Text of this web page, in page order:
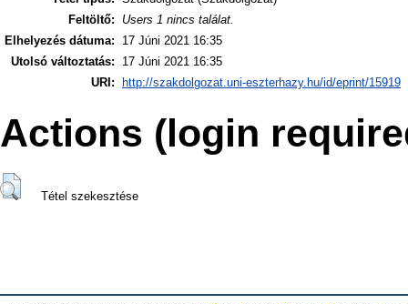
Feltöltő:
Users 1 nincs találat.
Elhelyezés dátuma:
17 Júni 2021 16:35
Utolsó változtatás:
17 Júni 2021 16:35
URI:
http://szakdolgozat.uni-eszterhazy.hu/id/eprint/15919
Actions (login
Tétel szekesztése